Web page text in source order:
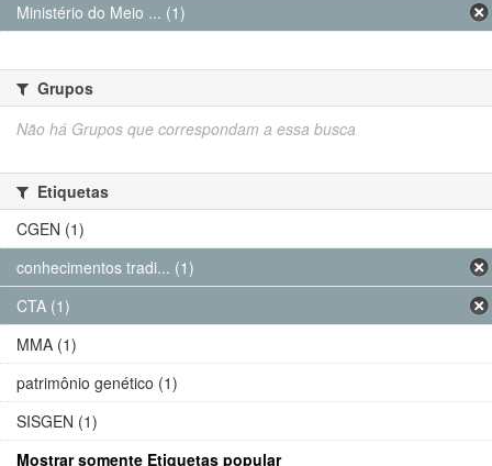
Ministério do Meio ... (1)
Grupos
Não há Grupos que correspondam a essa busca
Etiquetas
CGEN (1)
conhecimentos tradi... (1)
CTA (1)
MMA (1)
patrimônio genético (1)
SISGEN (1)
Mostrar somente Etiquetas popular